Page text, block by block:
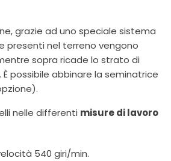
grazie ad uno speciale sistema
presenti nel terreno vengono
sopra ricade lo strato di
possibile abbinare la seminatrice
nelle differenti misure di lavoro
540 giri/min.